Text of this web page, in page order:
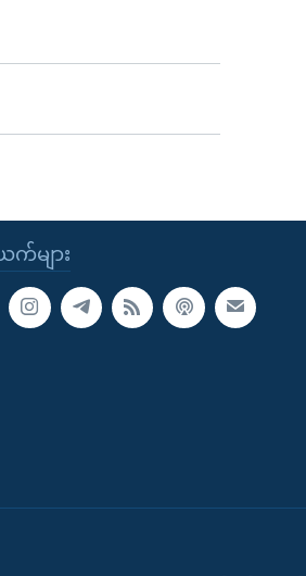
များ